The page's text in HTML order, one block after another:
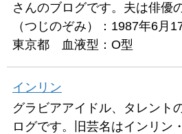
さんのブログです。夫は俳優
（つじのぞみ）：1987年6月
東京都 血液型：O型
インリン
グラビアアイドル、タレント
ログです。旧芸名はインリン